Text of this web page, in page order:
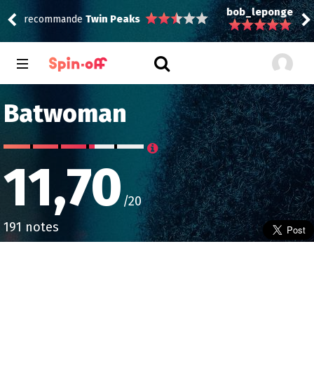
bob_leponge recommandeWe Own This City
Batwoman
11,70 /20
191 notes